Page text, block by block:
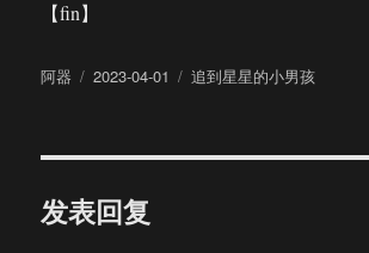
【fin】
作
阿器
发
2023-04-01
分
追到星星的小男孩
发表回复